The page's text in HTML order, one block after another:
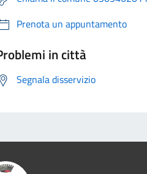
Prenota un appuntamento
in città
Segnala disservizio